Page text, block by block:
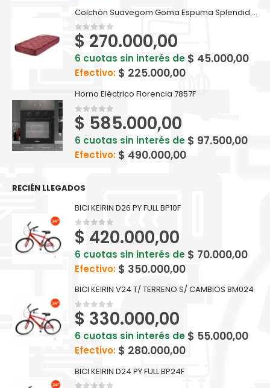
Colchón Suavegom Goma Espuma Splendid - 190 cm x 80 cm Bordó
0out of 5
$ 270.000,00
6 cuotas sin interés de $ 45.000,00
Efectivo: $ 225.000,00
Horno Eléctrico Florencia 7857F
0out of 5
$ 585.000,00
6 cuotas sin interés de $ 97.500,00
Efectivo: $ 490.000,00
RECIÉN LLEGADOS
BICI KEIRIN D26 PY FULL BP10F
0out of 5
$ 420.000,00
6 cuotas sin interés de $ 70.000,00
Efectivo: $ 350.000,00
BICI KEIRIN V24 T/ TERRENO S/ CAMBIOS BM024
0out of 5
$ 330.000,00
6 cuotas sin interés de $ 55.000,00
Efectivo: $ 280.000,00
BICI KEIRIN D24 PY FULL BP24F